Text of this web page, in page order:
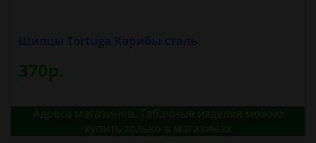
370р.
Адреса магазинов. Табачные изделия можно
купить только в магазинах